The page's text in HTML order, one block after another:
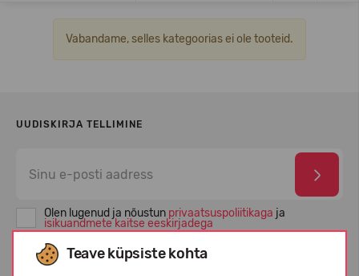
Teave küpsiste kohta
Vabandame, selles kategoorias ei ole tooteid.
UUDISKIRJA TELLIMINE
Olen lugenud ja nõustun privaatsuspoliitikaga ja
isikuandmete kaitse eeskirjadega